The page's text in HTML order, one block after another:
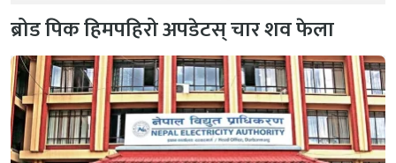
ब्रोड पिक हिमपहिरो अपडेटस् चार शव फेला